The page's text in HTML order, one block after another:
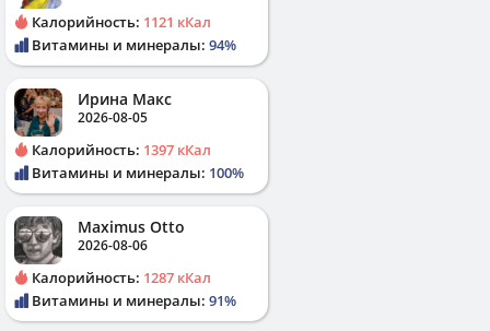
Калорийность: 1121 кКал
Витамины и минералы: 94%
Ирина Макс
2026-08-05
Калорийность: 1397 кКал
Витамины и минералы: 100%
Maximus Otto
2026-08-06
Калорийность: 1287 кКал
Витамины и минералы: 91%